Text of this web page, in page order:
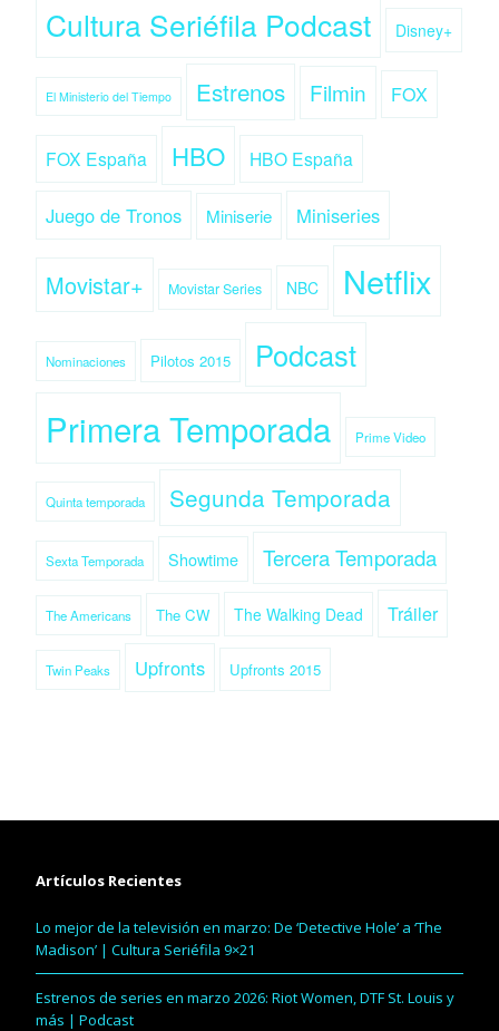
Cultura Seriéfila Podcast Disney+
El Ministerio del Tiempo Estrenos Filmin FOX
FOX España HBO HBO España
Juego de Tronos Miniserie Miniseries
Movistar+ Movistar Series NBC Netflix
Nominaciones Pilotos 2015 Podcast
Primera Temporada Prime Video
Quinta temporada Segunda Temporada
Sexta Temporada Showtime Tercera Temporada
The Americans The CW The Walking Dead Tráiler
Twin Peaks Upfronts Upfronts 2015
Artículos Recientes
Lo mejor de la televisión en marzo: De ‘Detective Hole’ a ‘The
Madison’ | Cultura Seriéfila 9×21
Estrenos de series en marzo 2026: Riot Women, DTF St. Louis y
más | Podcast